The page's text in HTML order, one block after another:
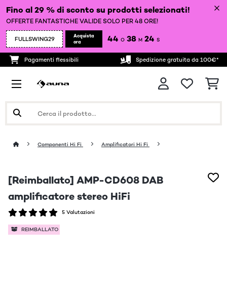
Fino al 29 % di sconto su prodotti selezionati!
OFFERTE FANTASTICHE VALIDE SOLO PER 48 ORE!
FULLSWING29
Acquista
ora
44 O 38 M 22 S
Pagamenti flessibili Spedizione gratuita da 100€*
Componenti Hi Fi Amplificatori Hi Fi
[Reimballato] AMP-CD608 DAB
amplificatore stereo HiFi
5 Valutazioni
REIMBALLATO